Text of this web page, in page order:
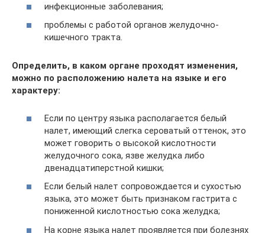
инфекционные заболевания;
проблемы с работой органов желудочно-
кишечного тракта.
Определить, в каком органе проходят изменения,
можно по расположению налета на языке и его
характеру:
Если по центру языка располагается белый
налет, имеющий слегка сероватый оттенок, это
может говорить о высокой кислотности
желудочного сока, язве желудка либо
двенадцатиперстной кишки;
Если белый налет сопровождается и сухостью
языка, это может быть признаком гастрита с
пониженной кислотностью сока желудка;
На корне языка налет проявляется при болезнях